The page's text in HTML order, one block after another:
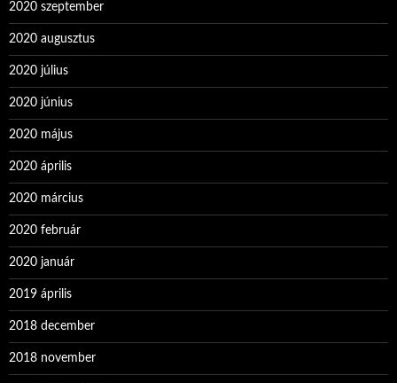
2020 szeptember
2020 augusztus
2020 július
2020 június
2020 május
2020 április
2020 március
2020 február
2020 január
2019 április
2018 december
2018 november